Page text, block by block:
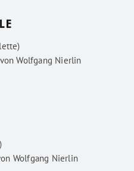
vonWolfgang Nierlin
Wolfgang Nierlin